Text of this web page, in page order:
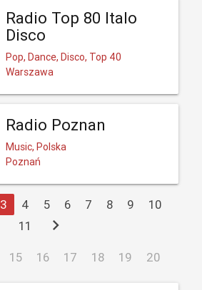
Radio Top 80 Italo
Disco
Pop, Dance, Disco, Top 40
Warszawa
Radio Poznan
Music, Polska
Poznań
3 4 5 6 7 8 9
10
11
chevron_right
15 16 17 18 19 20